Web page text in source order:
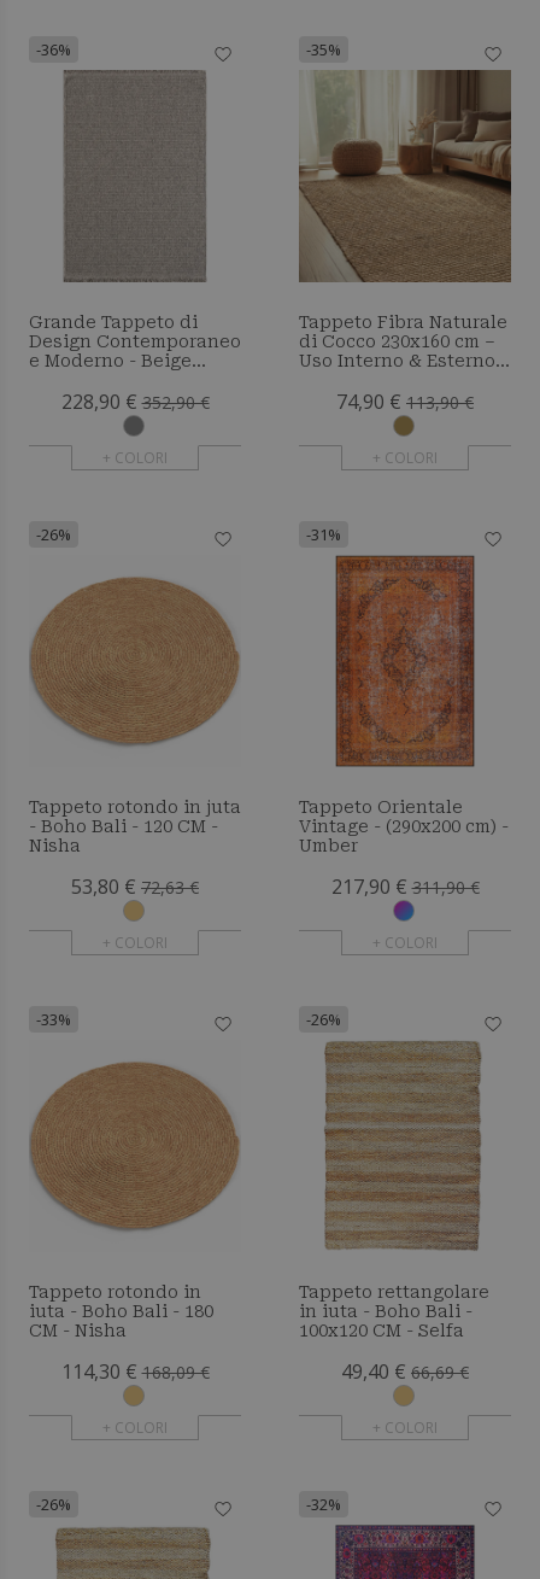
-36%
Grande Tappeto di
Design Contemporaneo
e Moderno - Beige
228,90 € 352,90 €
+ COLORI
-35%
Tappeto Fibra Naturale
di Cocco 230x160 cm –
Uso Interno & Esterno –
74,90 € 113,90 €
+ COLORI
-26%
Tappeto rotondo in juta
- Boho Bali - 120 CM -
Nisha
53,80 € 72,63 €
+ COLORI
-31%
Tappeto Orientale
Vintage - (290x200 cm) -
Umber
217,90 € 311,90 €
+ COLORI
-33%
Tappeto rotondo in
iuta - Boho Bali - 180
CM - Nisha
114,30 € 168,09 €
+ COLORI
-26%
Tappeto rettangolare
in iuta - Boho Bali -
100x120 CM - Selfa
49,40 € 66,69 €
+ COLORI
-26% -32%